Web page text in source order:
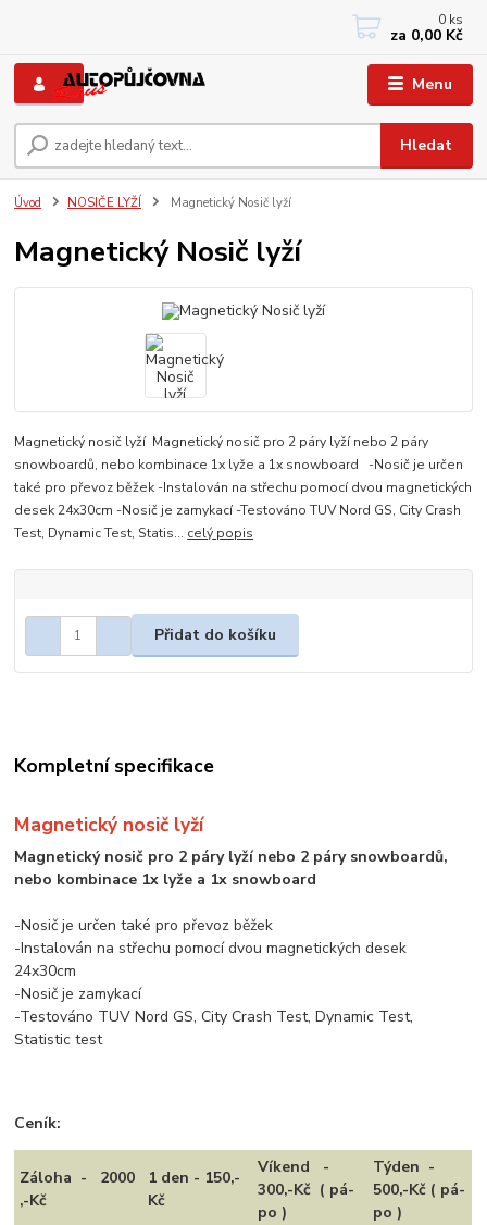
Menu
Hledat
+420 733767377
PO-PÁ: 8 - 12, 13 - 17
0 ks
za 0,00 Kč
Úvod NOSIČE LYŽÍ Magnetický Nosič lyží
Magnetický Nosič lyží
Magnetický nosič lyží Magnetický nosič pro 2 páry lyží nebo 2 páry
snowboardů, nebo kombinace 1x lyže a 1x snowboard -Nosič je určen
také pro převoz běžek -Instalován na střechu pomocí dvou magnetických
desek 24x30cm -Nosič je zamykací -Testováno TUV Nord GS, City Crash
Test, Dynamic Test, Statis... celý popis
Přidat do košíku
Kompletní specifikace
Magnetický nosič lyží
Magnetický nosič pro 2 páry lyží nebo 2 páry snowboardů,
nebo kombinace 1x lyže a 1x snowboard
-Nosič je určen také pro převoz běžek
-Instalován na střechu pomocí dvou magnetických desek
24x30cm
-Nosič je zamykací
-Testováno TUV Nord GS, City Crash Test, Dynamic Test,
Statistic test
Ceník:
Záloha - 2000
,-Kč
1 den - 150,-
Kč
Víkend -
300,-Kč ( pá-
po )
Týden -
500,-Kč ( pá-
po )